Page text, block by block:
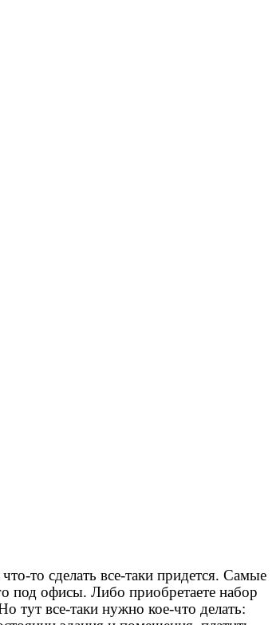
то сделать все-таки придется. Самые
под офисы. Либо приобретаете набор
тут все-таки нужно кое-что делать: